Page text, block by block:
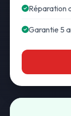
Réparation
Garantie 5